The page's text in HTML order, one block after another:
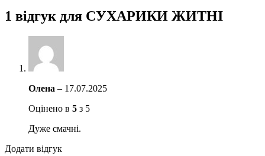
1 відгук для СУХАРИКИ ЖИТНІ
Олена – 17.07.2025
Оцінено в 5 з 5
Дуже смачні.
Додати відгук